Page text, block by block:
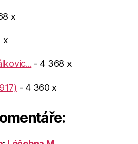
x
x
- 4 368 x
- 4 360 x